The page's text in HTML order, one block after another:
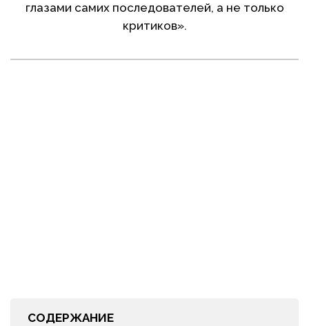
глазами самих последователей, а не только
критиков».
СОДЕРЖАНИЕ